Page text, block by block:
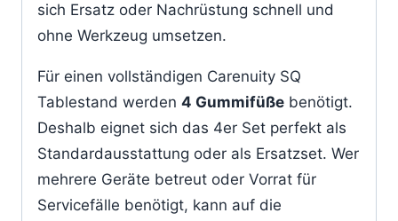
sich Ersatz oder Nachrüstung schnell und
ohne Werkzeug umsetzen.
Für einen vollständigen Carenuity SQ
Tablestand werden 4 Gummifüße benötigt.
Deshalb eignet sich das 4er Set perfekt als
Standardausstattung oder als Ersatzset. Wer
mehrere Geräte betreut oder Vorrat für
Servicefälle benötigt, kann auf die